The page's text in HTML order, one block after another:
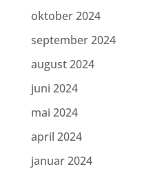
oktober 2024
september 2024
august 2024
juni 2024
mai 2024
april 2024
januar 2024